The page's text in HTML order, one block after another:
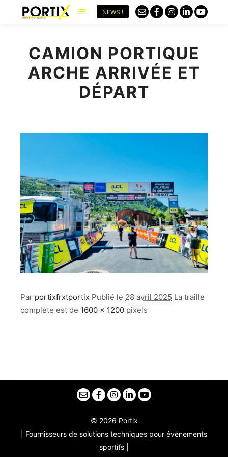
NEWS !
CAMION PORTIQUE
ARCHE ARRIVÉE ET
DÉPART
Par portixfrxtportix Publié le 28 avril 2025 La traille
complète est de 1600 × 1200 pixels
© 2026 Portix
| Fournisseurs de solutions techniques pour événements
sportifs |